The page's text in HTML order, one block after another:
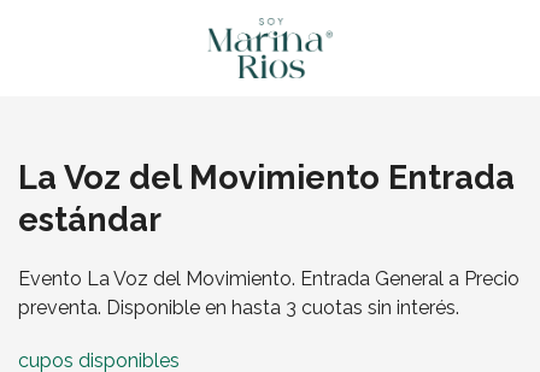
La Voz del Movimiento Entrada
estándar
Evento La Voz del Movimiento. Entrada General a Precio
preventa. Disponible en hasta 3 cuotas sin interés.
cupos disponibles